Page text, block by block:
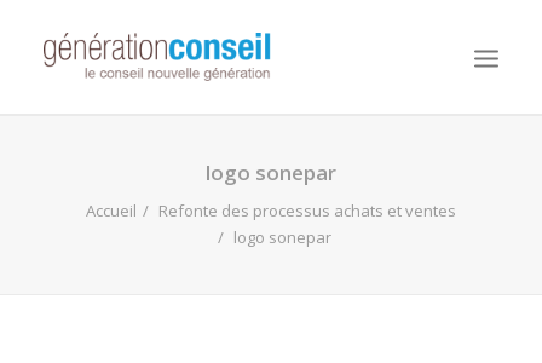
NOS MISSIONS
WORKDAY ADAPTIVE PLANNING
logo sonepar
Accueil
Refonte des processus achats et ventes
logo sonepar